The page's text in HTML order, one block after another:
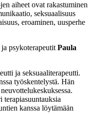
aiheet ovat rakastuminen
seksuaalisuus
eroaminen, uusperhe
psykoterapeutitPaula
ja seksuaaliterapeutti.
työskentelystä. Hän
terapiasuuntauksia
kanssa löytämään